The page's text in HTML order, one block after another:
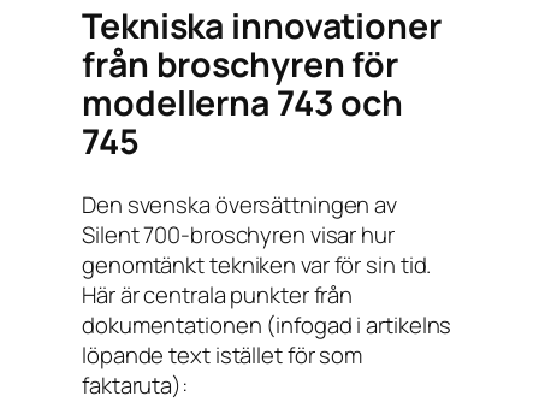
Tekniska innovationer
från broschyren för
modellerna 743 och
745
Den svenska översättningen av
Silent 700-broschyren visar hur
genomtänkt tekniken var för sin tid.
Här är centrala punkter från
dokumentationen (infogad i artikelns
löpande text istället för som
faktaruta):